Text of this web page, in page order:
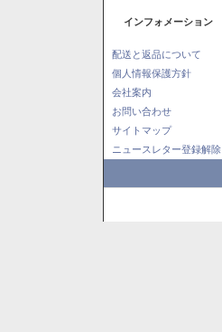
インフォメーション
配送と返品について
個人情報保護方針
会社案内
お問い合わせ
サイトマップ
ニュースレター登録解除